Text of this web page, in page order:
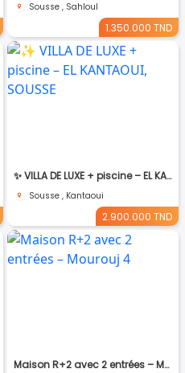
Sousse , Sahloul
1.350.000 TND
​✨ VILLA DE LUXE + piscine – EL KANTAOUI, SOUSSE
Sousse , Kantaoui
2.900.000 TND
Maison R+2 avec 2 entrées – Mourouj 4